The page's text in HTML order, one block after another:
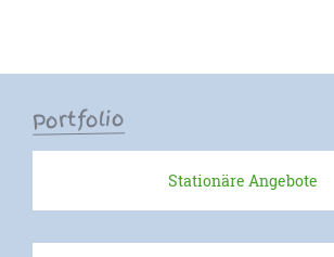
Ansprechpartner
Kinder & Jugendliche
Portfolio
Stationäre Angebote